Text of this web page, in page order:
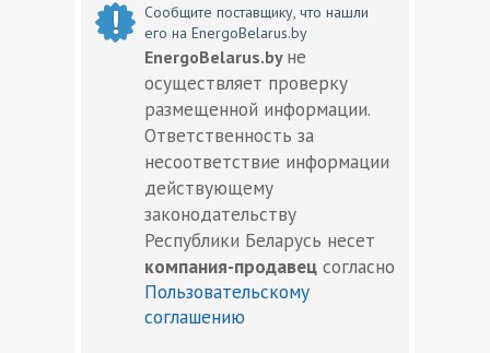
Сообщите поставщику, что нашли
его на EnergoBelarus.by
EnergoBelarus.by не
осуществляет проверку
размещенной информации.
Ответственность за
несоответствие информации
действующему
законодательству
Республики Беларусь несет
компания-продавец согласно
Пользовательскому
соглашению